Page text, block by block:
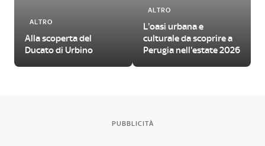
ALTRO
Alla scoperta del
Ducato di Urbino
ALTRO
L'oasi urbana e
culturale da scoprire a
Perugia nell'estate 2026
PUBBLICITÀ